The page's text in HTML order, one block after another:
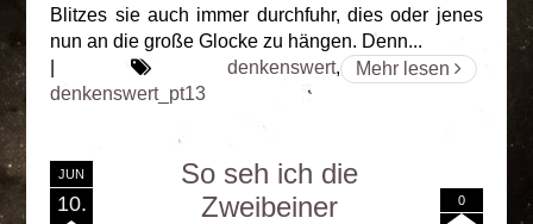
Blitzes sie auch immer durchfuhr, dies oder jenes
nun an die große Glocke zu hängen. Denn...
Mehr lesen
denkenswert,
denkenswert_pt13
JUN
10.
So seh ich die
Zweibeiner
0